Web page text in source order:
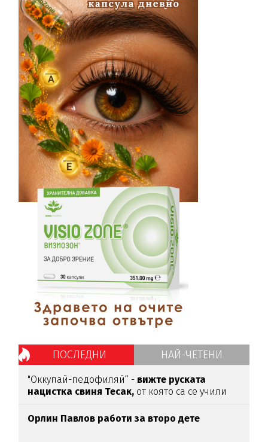
ПОСЛЕДНИ НАЙ-ЧЕТЕНИ
"Оккупай-педофиляй“ - вижте руската
нацистка свиня Тесак, от която са се учили
Орлин Павлов работи за второ дете